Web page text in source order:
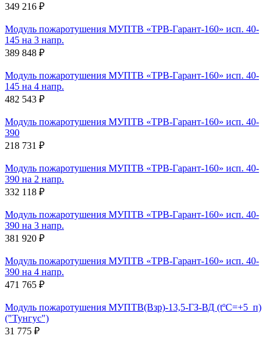
349 216 ₽
Модуль пожаротушения МУПТВ «ТРВ-Гарант-160» исп. 40-
145 на 3 напр.
389 848 ₽
Модуль пожаротушения МУПТВ «ТРВ-Гарант-160» исп. 40-
145 на 4 напр.
482 543 ₽
Модуль пожаротушения МУПТВ «ТРВ-Гарант-160» исп. 40-
390
218 731 ₽
Модуль пожаротушения МУПТВ «ТРВ-Гарант-160» исп. 40-
390 на 2 напр.
332 118 ₽
Модуль пожаротушения МУПТВ «ТРВ-Гарант-160» исп. 40-
390 на 3 напр.
381 920 ₽
Модуль пожаротушения МУПТВ «ТРВ-Гарант-160» исп. 40-
390 на 4 напр.
471 765 ₽
Модуль пожаротушения МУПТВ(Взр)-13,5-ГЗ-ВД (tºC=+5_п)
("Тунгус")
31 775 ₽